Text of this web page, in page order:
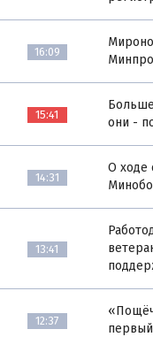
16:09
15:41
они -
14:31
О ходе
13:41
12:37